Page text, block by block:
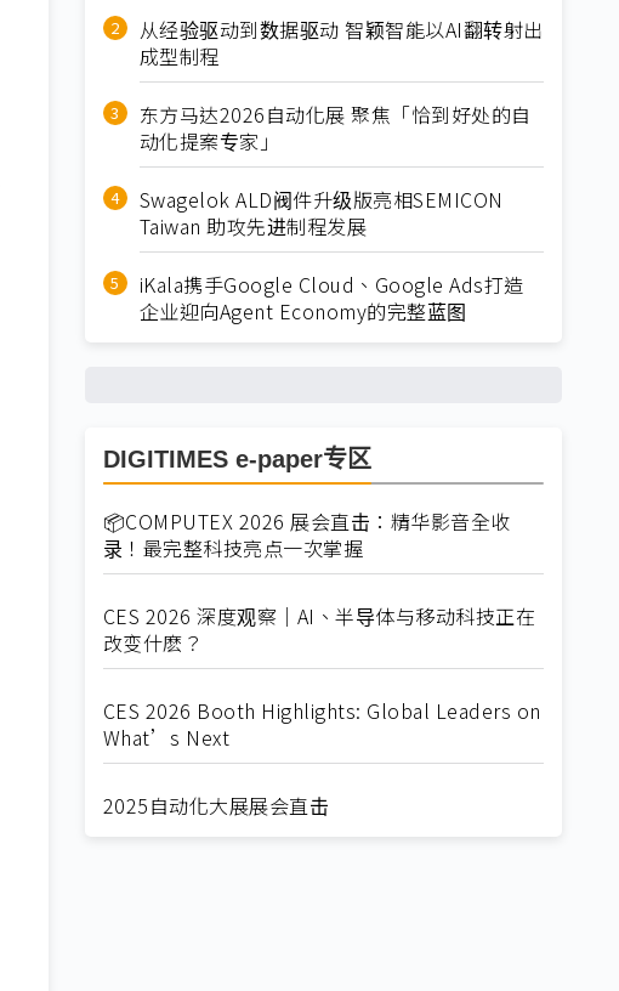
从经验驱动到数据驱动 智颖智能以AI翻转射出
成型制程
东方马达2026自动化展 聚焦「恰到好处的自
动化提案专家」
Swagelok ALD阀件升级版亮相SEMICON
Taiwan 助攻先进制程发展
iKala携手Google Cloud、Google Ads打造
企业迎向Agent Economy的完整蓝图
DIGITIMES e-paper专区
📦COMPUTEX 2026 展会直击：精华影音全收
录！最完整科技亮点一次掌握
CES 2026 深度观察｜AI、半导体与移动科技正在
改变什麽？
CES 2026 Booth Highlights: Global Leaders on
What’s Next
2025自动化大展展会直击